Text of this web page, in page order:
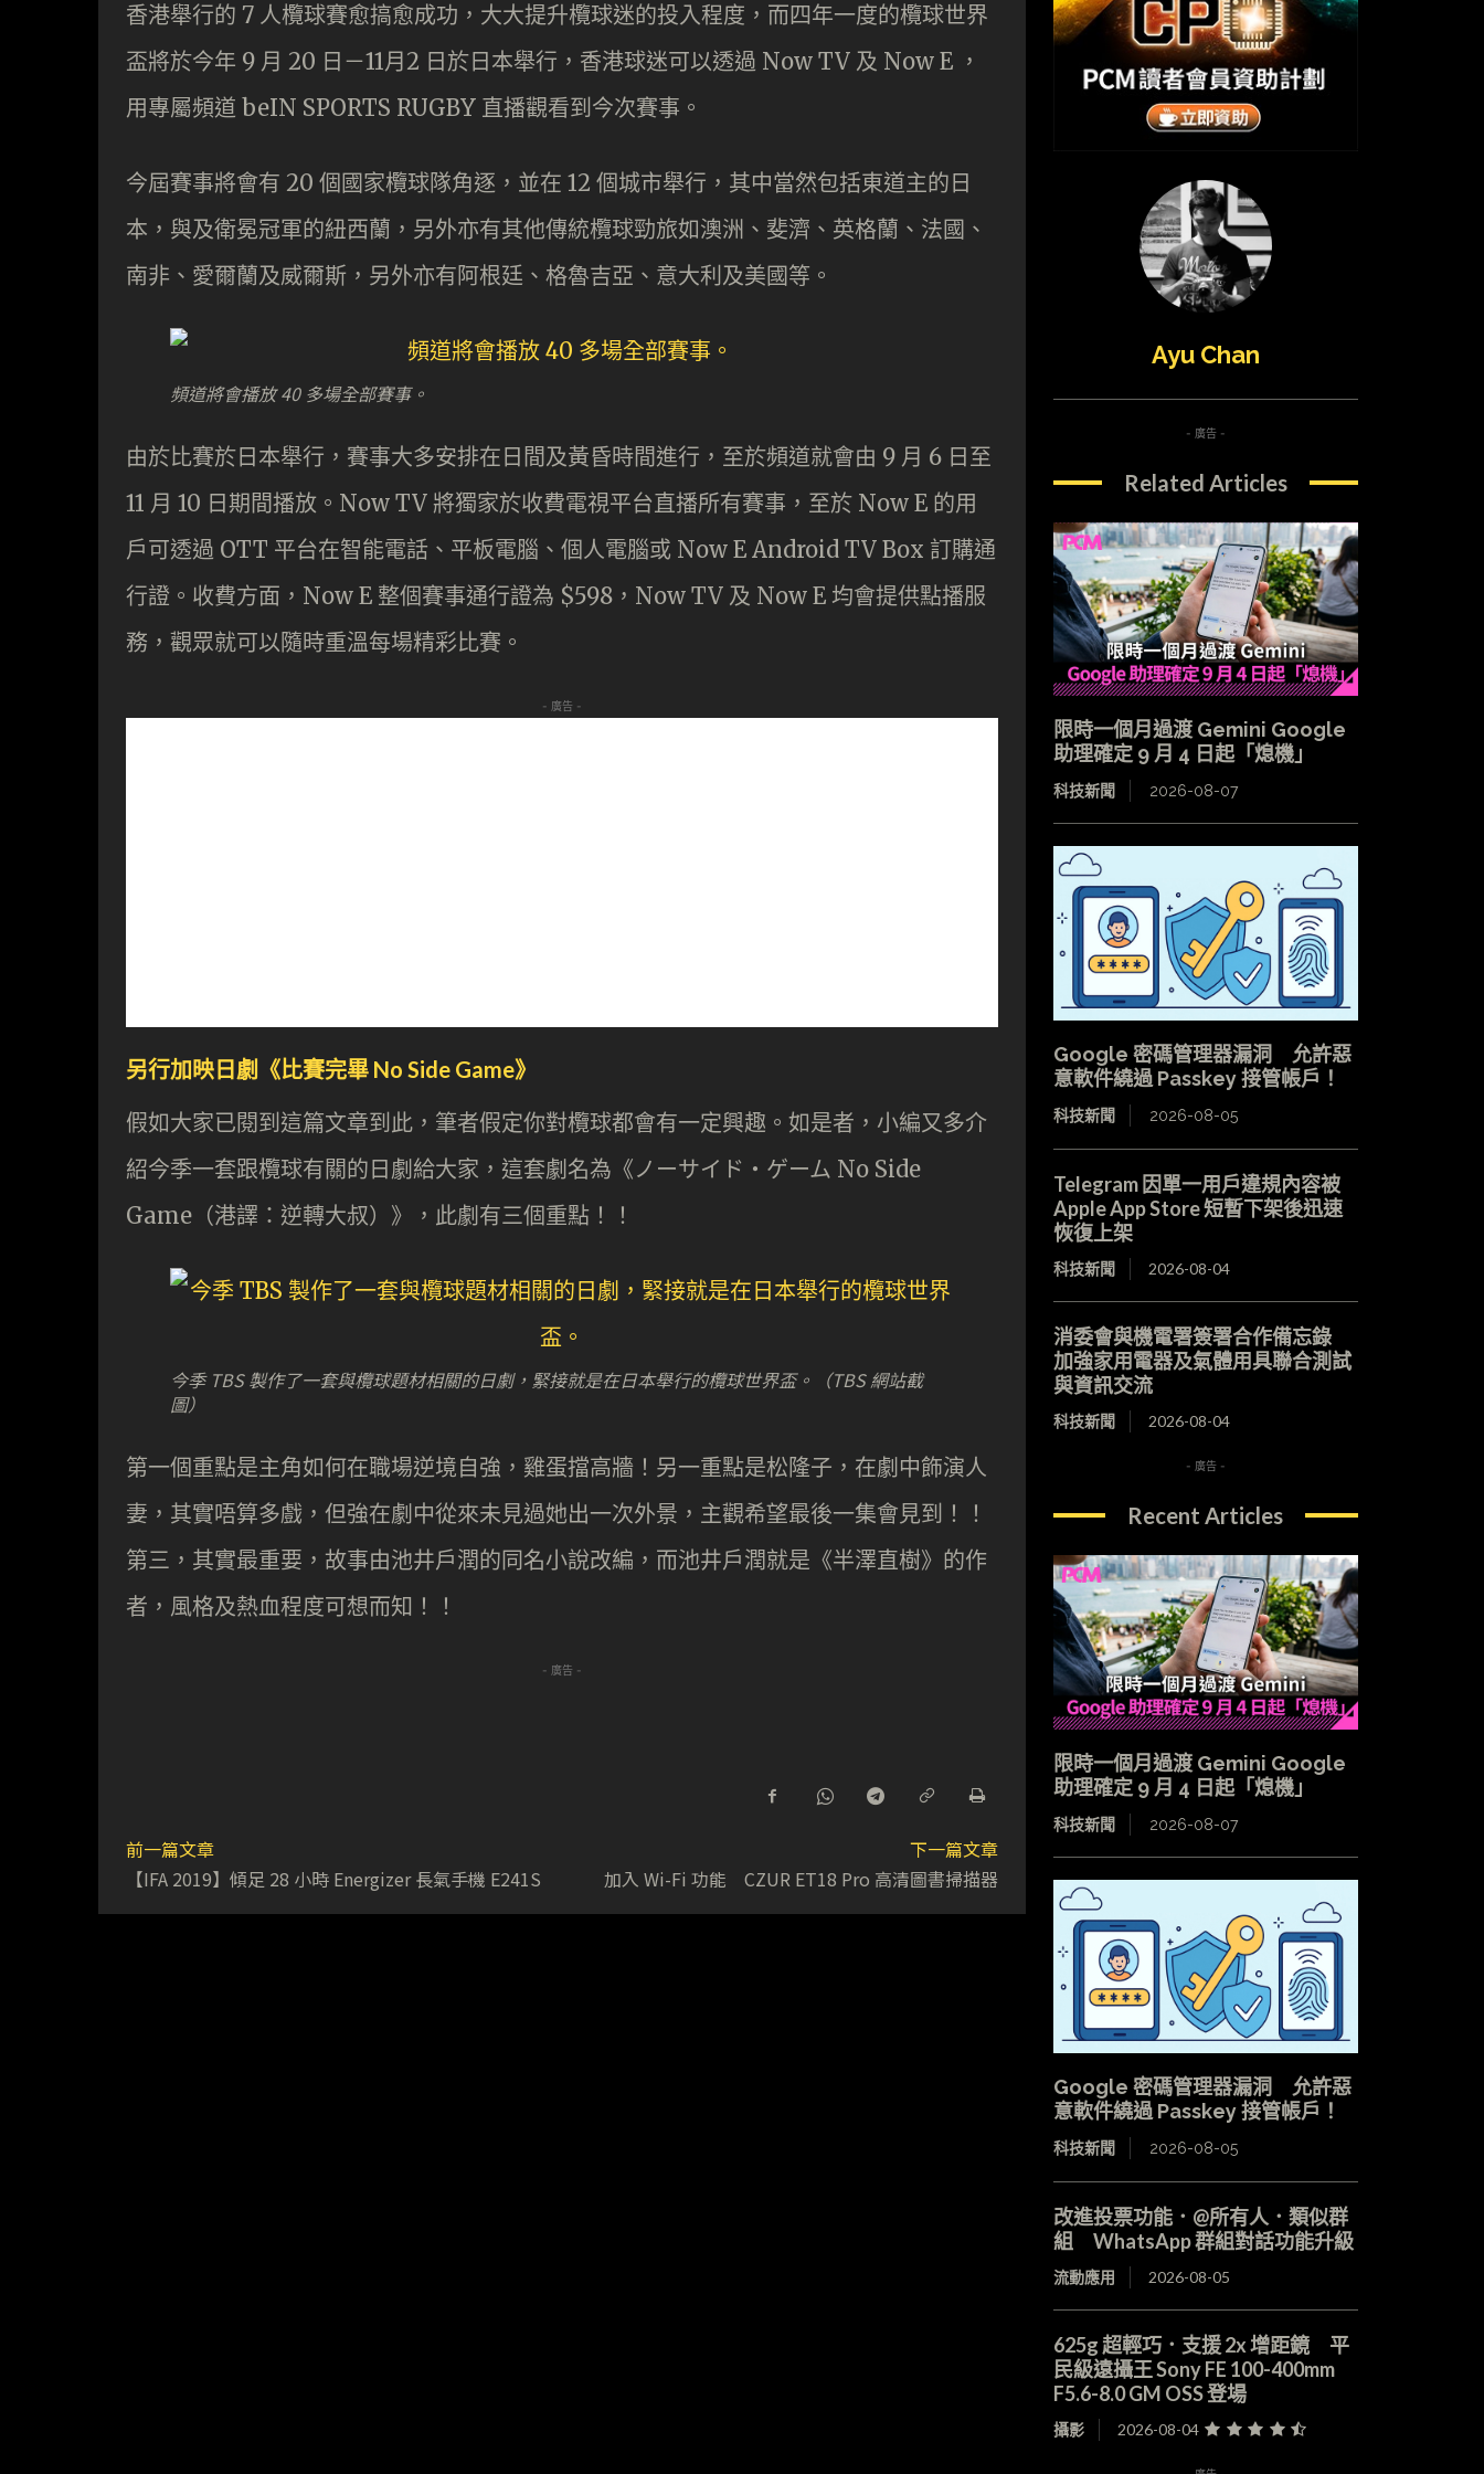
香港舉行的 7 人欖球賽愈搞愈成功，大大提升欖球迷的投入程度，而四年一度的欖球世界
盃將於今年 9 月 20 日－11月2 日於日本舉行，香港球迷可以透過 Now TV 及 Now E ，
用專屬頻道 beIN SPORTS RUGBY 直播觀看到今次賽事。
今屆賽事將會有 20 個國家欖球隊角逐，並在 12 個城市舉行，其中當然包括東道主的日
本，與及衛冕冠軍的紐西蘭，另外亦有其他傳統欖球勁旅如澳洲、斐濟、英格蘭、法國、
南非、愛爾蘭及威爾斯，另外亦有阿根廷、格魯吉亞、意大利及美國等。
頻道將會播放 40 多場全部賽事。
由於比賽於日本舉行，賽事大多安排在日間及黃昏時間進行，至於頻道就會由 9 月 6 日至
11 月 10 日期間播放。Now TV 將獨家於收費電視平台直播所有賽事，至於 Now E 的用
戶可透過 OTT 平台在智能電話、平板電腦、個人電腦或 Now E Android TV Box 訂購通
行證。收費方面，Now E 整個賽事通行證為 $598，Now TV 及 Now E 均會提供點播服
務，觀眾就可以隨時重溫每場精彩比賽。
- 廣告 -
另行加映日劇《比賽完畢 No Side Game》
假如大家已閱到這篇文章到此，筆者假定你對欖球都會有一定興趣。如是者，小編又多介
紹今季一套跟欖球有關的日劇給大家，這套劇名為《ノーサイド・ゲーム No Side
Game（港譯：逆轉大叔）》，此劇有三個重點！！
今季 TBS 製作了一套與欖球題材相關的日劇，緊接就是在日本舉行的欖球世界盃。（TBS 網站截
圖）
第一個重點是主角如何在職場逆境自強，雞蛋擋高牆！另一重點是松隆子，在劇中飾演人
妻，其實唔算多戲，但強在劇中從來未見過她出一次外景，主觀希望最後一集會見到！！
第三，其實最重要，故事由池井戶潤的同名小說改編，而池井戶潤就是《半澤直樹》的作
者，風格及熱血程度可想而知！！
- 廣告 -
前一篇文章
【IFA 2019】傾足 28 小時 Energizer 長氣手機 E241S
下一篇文章
加入 Wi-Fi 功能 CZUR ET18 Pro 高清圖書掃描器
Ayu Chan
- 廣告 -
Related Articles
限時一個月過渡 Gemini Google
助理確定 9 月 4 日起「熄機」
科技新聞 2026-08-07
Google 密碼管理器漏洞 允許惡
意軟件繞過 Passkey 接管帳戶！
科技新聞 2026-08-05
Telegram 因單一用戶違規內容被
Apple App Store 短暫下架後迅速
恢復上架
科技新聞 2026-08-04
消委會與機電署簽署合作備忘錄
加強家用電器及氣體用具聯合測試
與資訊交流
科技新聞 2026-08-04
- 廣告 -
Recent Articles
限時一個月過渡 Gemini Google
助理確定 9 月 4 日起「熄機」
科技新聞 2026-08-07
Google 密碼管理器漏洞 允許惡
意軟件繞過 Passkey 接管帳戶！
科技新聞 2026-08-05
改進投票功能．@所有人．類似群
組 WhatsApp 群組對話功能升級
流動應用 2026-08-05
625g 超輕巧．支援 2x 增距鏡 平
民級遠攝王 Sony FE 100-400mm
F5.6-8.0 GM OSS 登場
攝影 2026-08-04